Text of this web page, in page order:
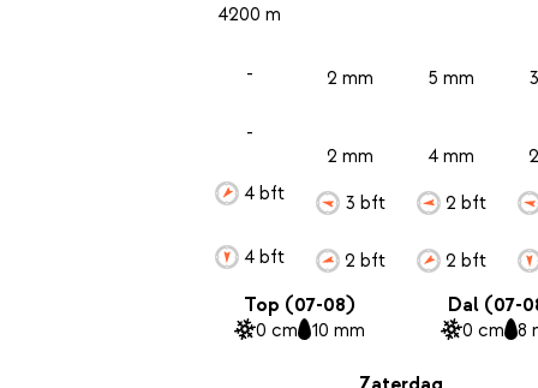
4200 m
-
-
4 bft
4 bft
2 mm
2 mm
3 bft
2 bft
5 mm
4 mm
2 bft
2 bft
Top (07-08)
0 cm 10 mm
Dal (07-
0 cm 8